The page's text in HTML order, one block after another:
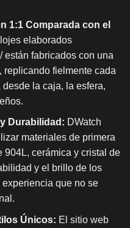
1:1 Comparada con el
elaborados
están fabricados con una
replicando fielmente cada
la caja, la esfera,
Durabilidad: DWatch
materiales de primera
cerámica y cristal de
y el brillo de los
que no se
Únicos: El sitio web